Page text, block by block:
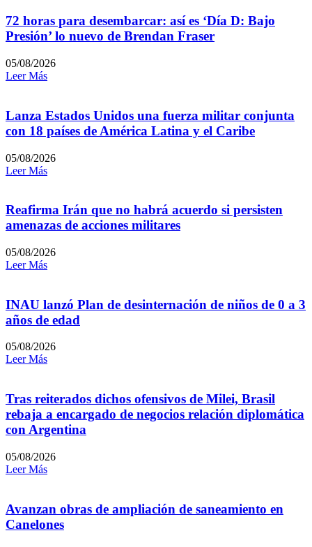
72 horas para desembarcar: así es ‘Día D: Bajo
Presión’ lo nuevo de Brendan Fraser
05/08/2026
Leer Más
Lanza Estados Unidos una fuerza militar conjunta
con 18 países de América Latina y el Caribe
05/08/2026
Leer Más
Reafirma Irán que no habrá acuerdo si persisten
amenazas de acciones militares
05/08/2026
Leer Más
INAU lanzó Plan de desinternación de niños de 0 a 3
años de edad
05/08/2026
Leer Más
Tras reiterados dichos ofensivos de Milei, Brasil
rebaja a encargado de negocios relación diplomática
con Argentina
05/08/2026
Leer Más
Avanzan obras de ampliación de saneamiento en
Canelones